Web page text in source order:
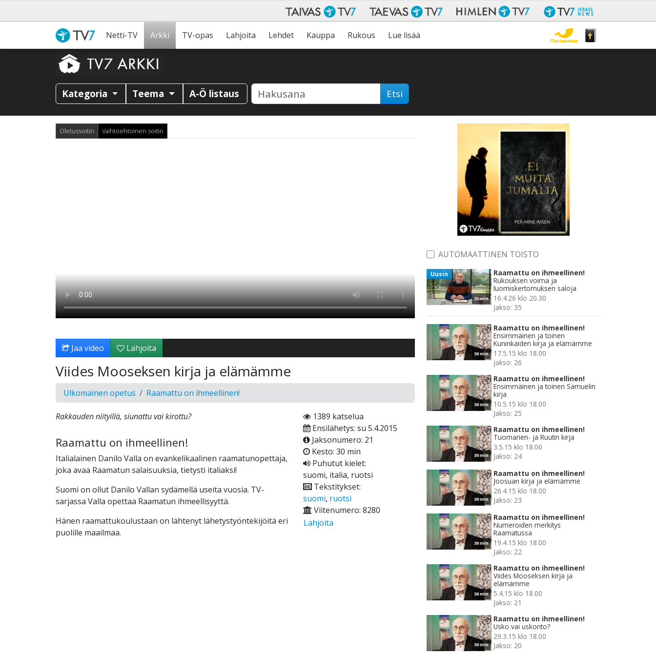
Netti-TV Arkki TV-opas Lahjoita Lehdet Kauppa Rukous Lue lisää
Kategoria Teema A-Ö listaus Etsi
Oletussoitin Vaihtoehtoinen soitin
Jaa video Lahjoita
Viides Mooseksen kirja ja elämämme
Ulkomainen opetus Raamattu on ihmeellinen!
Rakkauden niityillä, siunattu vai kirottu?
Raamattu on ihmeellinen!
Italialainen Danilo Valla on evankelikaalinen raamatunopettaja,
joka avaa Raamatun salaisuuksia, tietysti italiaksi!
Suomi on ollut Danilo Vallan sydämellä useita vuosia. TV-
sarjassa Valla opettaa Raamatun ihmeellisyyttä.
Hänen raamattukoulustaan on lähtenyt lähetystyöntekijöitä eri
puolille maailmaa.
1389 katselua
Ensilähetys: su 5.4.2015
Jaksonumero: 21
Kesto: 30 min
Puhutut kielet:
suomi, italia, ruotsi
Tekstitykset:
suomi, ruotsi
Viitenumero: 8280
Lahjoita
AUTOMAATTINEN TOISTO
30 min
Uusin
Raamattu on ihmeellinen!
Rukouksen voima ja
luomiskertomuksen saloja
16.4.26 klo 20.30
Jakso: 35
30 min
Raamattu on ihmeellinen!
Ensimmäinen ja toinen
Kuninkaiden kirja ja elämämme
17.5.15 klo 18.00
Jakso: 26
30 min
Raamattu on ihmeellinen!
Ensimmäinen ja toinen Samuelin
kirja
10.5.15 klo 18.00
Jakso: 25
30 min
Raamattu on ihmeellinen!
Tuomarien- ja Ruutin kirja
3.5.15 klo 18.00
Jakso: 24
30 min
Raamattu on ihmeellinen!
Joosuan kirja ja elämämme
26.4.15 klo 18.00
Jakso: 23
30 min
Raamattu on ihmeellinen!
Numeroiden merkitys
Raamatussa
19.4.15 klo 18.00
Jakso: 22
30 min
Raamattu on ihmeellinen!
Viides Mooseksen kirja ja
elämämme
5.4.15 klo 18.00
Jakso: 21
30 min
Raamattu on ihmeellinen!
Usko vai uskonto?
29.3.15 klo 18.00
Jakso: 20